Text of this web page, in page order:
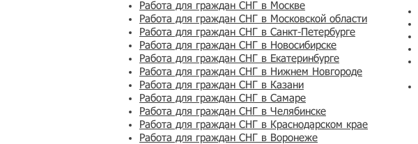
Работа для граждан СНГ в Москве
Работа для граждан СНГ в Московской области
Работа для граждан СНГ в Санкт-Петербурге
Работа для граждан СНГ в Новосибирске
Работа для граждан СНГ в Екатеринбурге
Работа для граждан СНГ в Нижнем Новгороде
Работа для граждан СНГ в Казани
Работа для граждан СНГ в Самаре
Работа для граждан СНГ в Челябинске
Работа для граждан СНГ в Краснодарском крае
Работа для граждан СНГ в Воронеже